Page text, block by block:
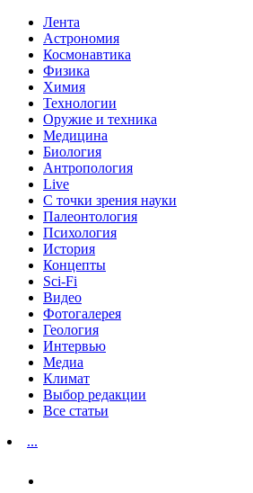
Лента
Астрономия
Космонавтика
Физика
Химия
Технологии
Оружие и техника
Медицина
Биология
Антропология
Live
С точки зрения науки
Палеонтология
Психология
История
Концепты
Sci-Fi
Видео
Фотогалерея
Геология
Интервью
Медиа
Климат
Выбор редакции
Все статьи
...